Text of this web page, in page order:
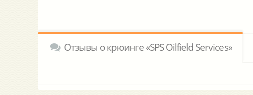
Отзывы о крюинге «SPS Oilfield Services»